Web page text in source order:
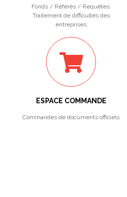
Fonds / Référés / Requêtes.
Traitement de difficultés des
entreprises
ESPACE COMMANDE
Commandes de documents officiels